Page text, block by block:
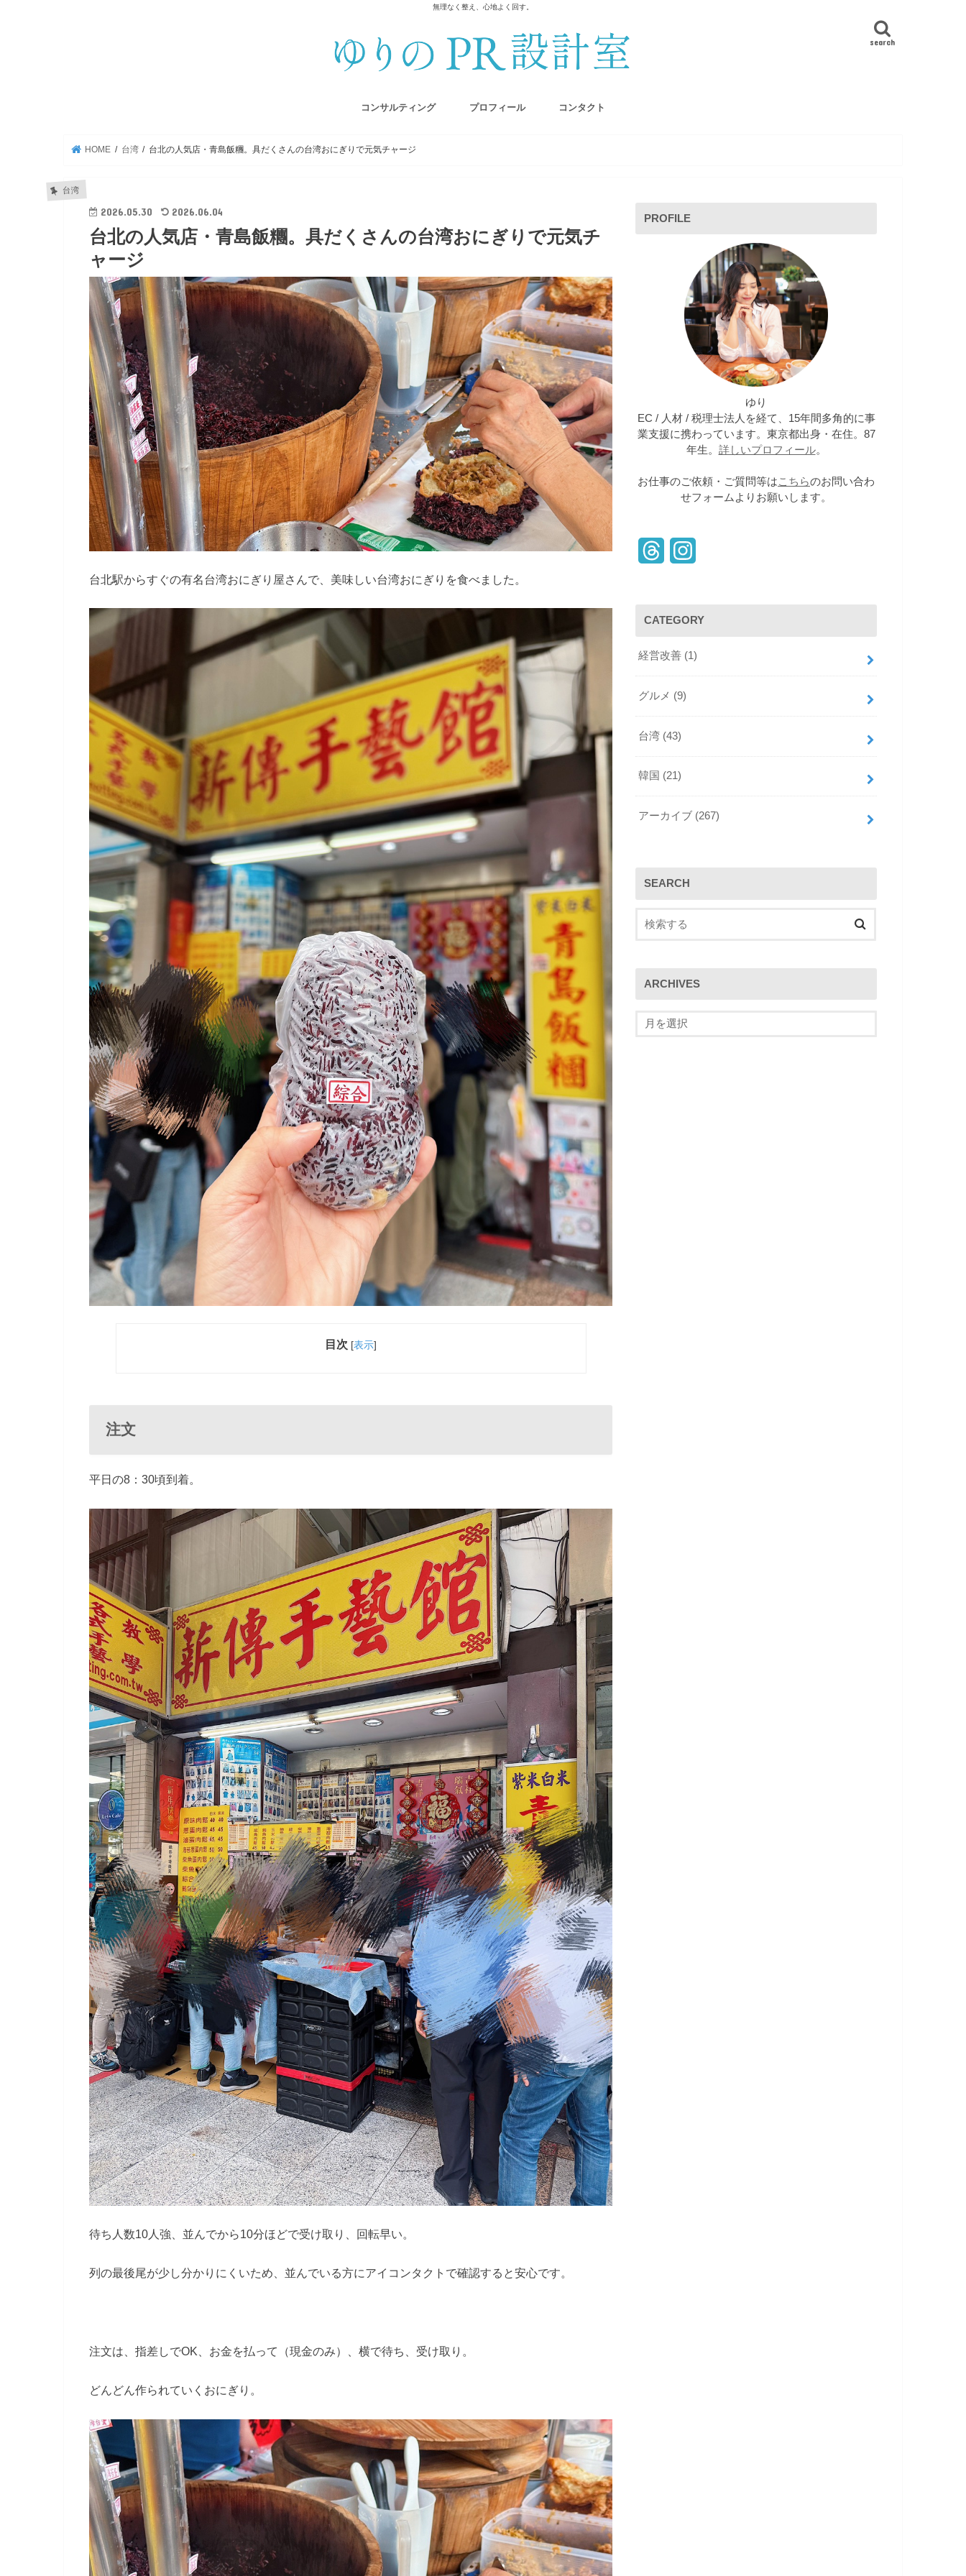
無理なく整え、心地よく回す。
search
コンサルティング プロフィール コンタクト
HOME 台湾 台北の人気店・青島飯糰。具だくさんの台湾おにぎりで元気チャージ
台湾
2026.05.30 2026.06.04
台北の人気店・青島飯糰。具だくさんの台湾おにぎりで元気チ
ャージ
台北駅からすぐの有名台湾おにぎり屋さんで、美味しい台湾おにぎりを食べました。
目次 [表示]
注文
平日の8：30頃到着。
待ち人数10人強、並んでから10分ほどで受け取り、回転早い。
列の最後尾が少し分かりにくいため、並んでいる方にアイコンタクトで確認すると安心です。
注文は、指差しでOK、お金を払って（現金のみ）、横で待ち、受け取り。
どんどん作られていくおにぎり。
PROFILE
ゆり
EC / 人材 / 税理士法人を経て、15年間多角的に事
業支援に携わっています。東京都出身・在住。87
年生。 詳しいプロフィール。
お仕事のご依頼・ご質問等はこちらのお問い合わ
せフォームよりお願いします。
e
a
d
t
a
g
m
CATEGORY
経営改善 (1)
グルメ (9)
台湾 (43)
韓国 (21)
アーカイブ (267)
SEARCH
ARCHIVES